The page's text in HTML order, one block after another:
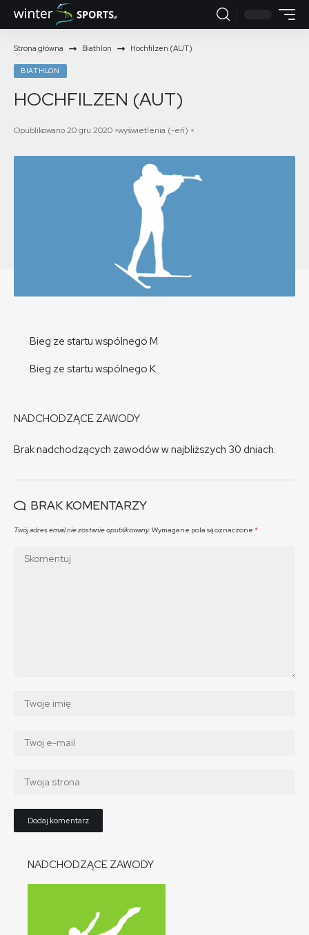
Strona główna Biathlon Hochfilzen (AUT)
BIATHLON
HOCHFILZEN (AUT)
Opublikowano 20 gru 2020 wyświetlenia (-eń)
Bieg ze startu wspólnego M
Bieg ze startu wspólnego K
NADCHODZĄCE ZAWODY
Brak nadchodzących zawodów w najbliższych 30 dniach.
BRAK KOMENTARZY
Twój adres email nie zostanie opublikowany. Wymagane pola są oznaczone *
NADCHODZĄCE ZAWODY